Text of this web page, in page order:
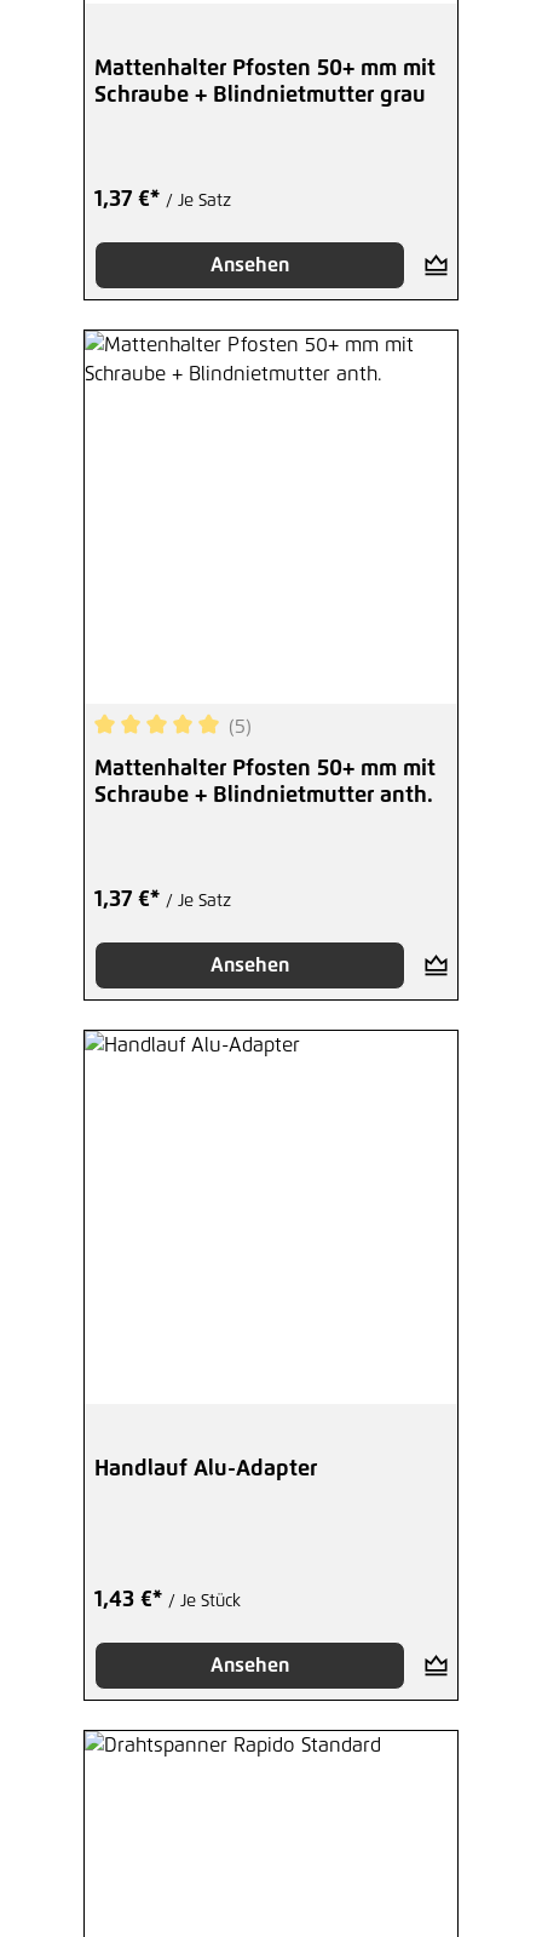
Mattenhalter Pfosten 50+ mm mit
Schraube + Blindnietmutter grau
1,37 €* / Je Satz
Ansehen
Durchschnittliche Bewertung von 5 von 5
(5)
Mattenhalter Pfosten 50+ mm mit
Schraube + Blindnietmutter anth.
1,37 €* / Je Satz
Ansehen
Handlauf Alu-Adapter
1,43 €* / Je Stück
Ansehen